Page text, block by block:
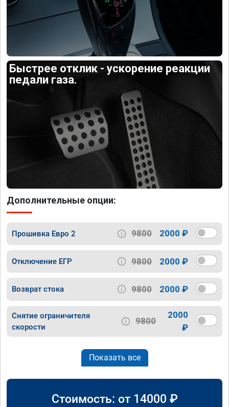
Быстрее отклик - ускорение реакции
педали газа.
Дополнительные опции:
Прошивка Евро 2 9800 2000 ₽
Отключение ЕГР 9800 2000 ₽
Возврат стока 9800 2000 ₽
Снятие ограничителя
скорости
9800
2000
₽
Показать все
Стоимость: от 14000 ₽